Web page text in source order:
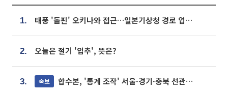
1. 태풍 '돌핀' 오키나와 접근…일본기상청 경로 업데이트
2. 오늘은 절기 '입추', 뜻은?
3. 속보 합수본, '통계 조작' 서울·경기·충북 선관위 등 추가 압수수색